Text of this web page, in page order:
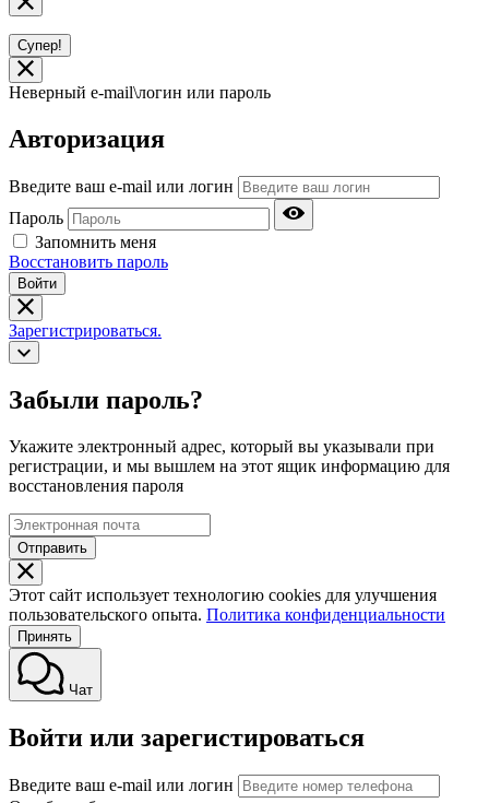
Супер!
Неверный e-mail\логин или пароль
Авторизация
Введите ваш e-mail или логин
Пароль
Запомнить меня
Восстановить пароль
Войти
Зарегистрироваться.
Забыли пароль?
Укажите электронный адрес, который вы указывали при
регистрации, и мы вышлем на этот ящик информацию для
восстановления пароля
Отправить
Этот сайт использует технологию cookies для улучшения
пользовательского опыта. Политика конфиденциальности
Принять
Чат
Войти или зарегистироваться
Введите ваш e-mail или логин